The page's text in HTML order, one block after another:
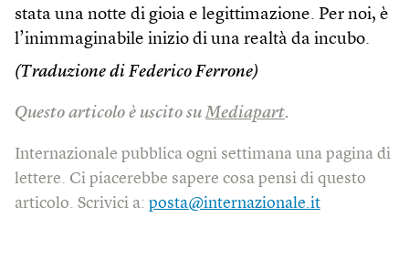
stata una notte di gioia e legittimazione. Per noi, è
l’inimmaginabile inizio di una realtà da incubo.
(Traduzione di Federico Ferrone)
Questo articolo è uscito suMediapart.
Internazionale pubblica ogni settimana una pagina di
lettere. Ci piacerebbe sapere cosa pensi di questo
articolo. Scrivici a: posta@internazionale.it